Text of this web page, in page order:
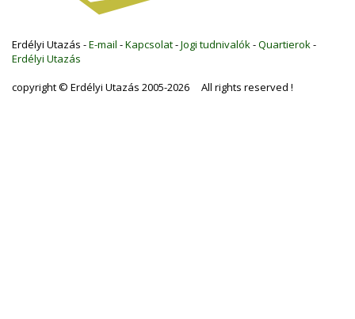
Erdélyi Utazás -E-mail -Kapcsolat-Jogi tudnivalók -Quartierok -
Erdélyi Utazás
copyright © Erdélyi Utazás 2005-2026 All rights reserved !